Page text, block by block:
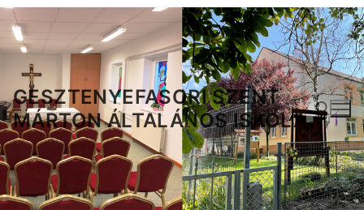
GESZTENYEFASORI SZENT
MÁRTON ÁLTALÁNOS ISKOLA